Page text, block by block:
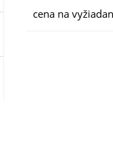
cena na